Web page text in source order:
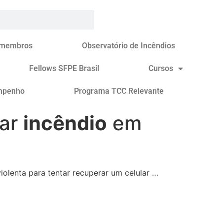
Observatório de Incêndios
Fellows SFPE Brasil Cursos
Programa TCC Relevante
incêndio em
para tentar recuperar um celular …